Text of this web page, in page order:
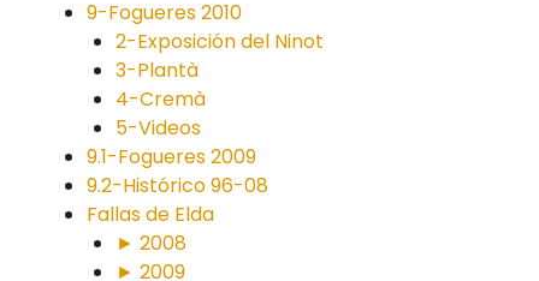
9-Fogueres 2010
2-Exposición del Ninot
3-Plantà
4-Cremà
5-Videos
9.1-Fogueres 2009
9.2-Histórico 96-08
Fallas de Elda
► 2008
► 2009